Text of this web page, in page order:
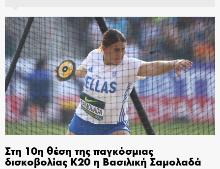
Στη 10η θέση της παγκόσμιας
δισκοβολίας Κ20 η Βασιλική Σαμολαδά